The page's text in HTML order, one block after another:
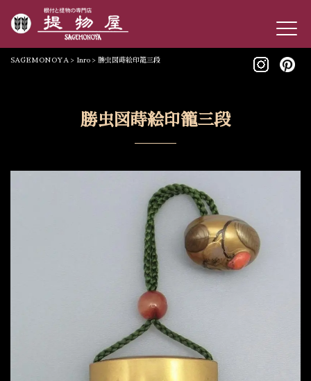
SAGEMONOYA > Inro > 勝虫図蒔絵印籠三段
勝虫図蒔絵印籠三段